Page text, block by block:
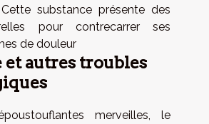
substance présente des
pour contrecarrer ses
de douleur
et autres troubles
merveilles, le